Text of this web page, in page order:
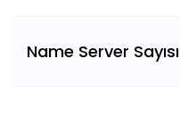
Name Server Sayısı